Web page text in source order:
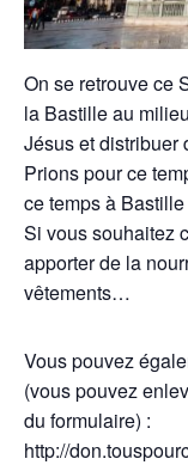
On se retrouve ce
la Bastille au
Jésus et distribuer
Prions pour ce
ce temps à Bastille
Si vous souhaitez
apporter de la
vêtements…
Vous pouvez
(vous pouvez
du formulaire) :
http://